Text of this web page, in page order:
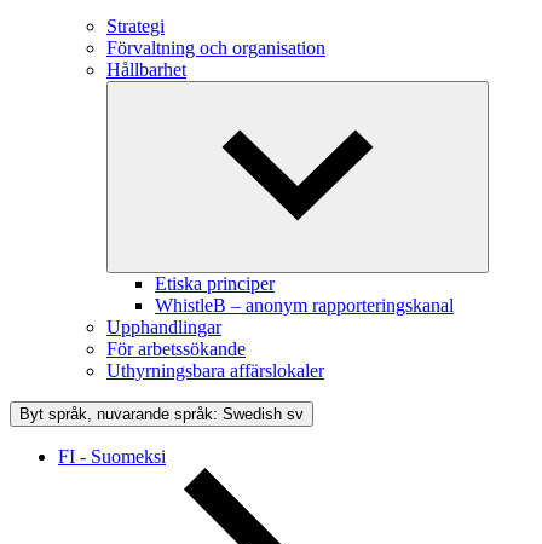
Strategi
Förvaltning och organisation
Hållbarhet
Etiska principer
WhistleB – anonym rapporteringskanal
Upphandlingar
För arbetssökande
Uthyrningsbara affärslokaler
Byt språk, nuvarande språk: Swedish sv
FI - Suomeksi